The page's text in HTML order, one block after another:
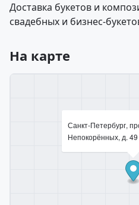
Доставка букетов и
свадебных и бизнес-
На карте
Санкт-Петербург,
Непокорённых, д. 49